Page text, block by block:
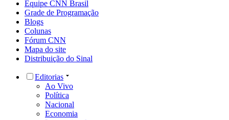
Equipe CNN Brasil
Grade de Programação
Blogs
Colunas
Fórum CNN
Mapa do site
Distribuição do Sinal
Editorias
Ao Vivo
Política
Nacional
Economia